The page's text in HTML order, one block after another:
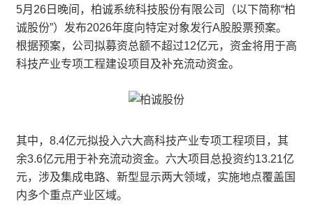
5月26日晚间，柏诚系统科技股份有限公司（以下简称“柏
诚股份”）发布2026年度向特定对象发行A股股票预案。
根据预案，公司拟募资总额不超过12亿元，资金将用于高
科技产业专项工程建设项目及补充流动资金。
其中，8.4亿元拟投入六大高科技产业专项工程项目，其
余3.6亿元用于补充流动资金。六大项目总投资约13.21亿
元，涉及集成电路、新型显示两大领域，实施地点覆盖国
内多个重点产业区域。